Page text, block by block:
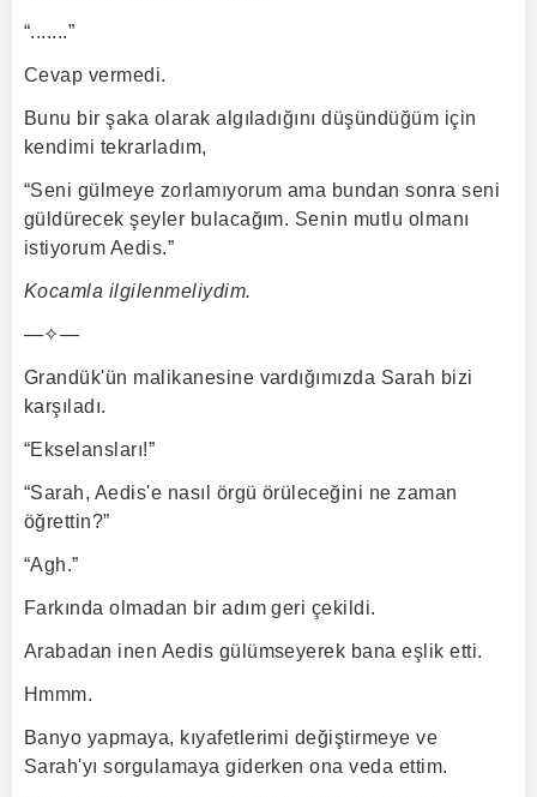
“.......”
Cevap vermedi.
Bunu bir şaka olarak algıladığını düşündüğüm için
kendimi tekrarladım,
“Seni gülmeye zorlamıyorum ama bundan sonra seni
güldürecek şeyler bulacağım. Senin mutlu olmanı
istiyorum Aedis.”
Kocamla ilgilenmeliydim.
—✧—
Grandük'ün malikanesine vardığımızda Sarah bizi
karşıladı.
“Ekselansları!”
“Sarah, Aedis'e nasıl örgü örüleceğini ne zaman
öğrettin?”
“Agh.”
Farkında olmadan bir adım geri çekildi.
Arabadan inen Aedis gülümseyerek bana eşlik etti.
Hmmm.
Banyo yapmaya, kıyafetlerimi değiştirmeye ve
Sarah'yı sorgulamaya giderken ona veda ettim.